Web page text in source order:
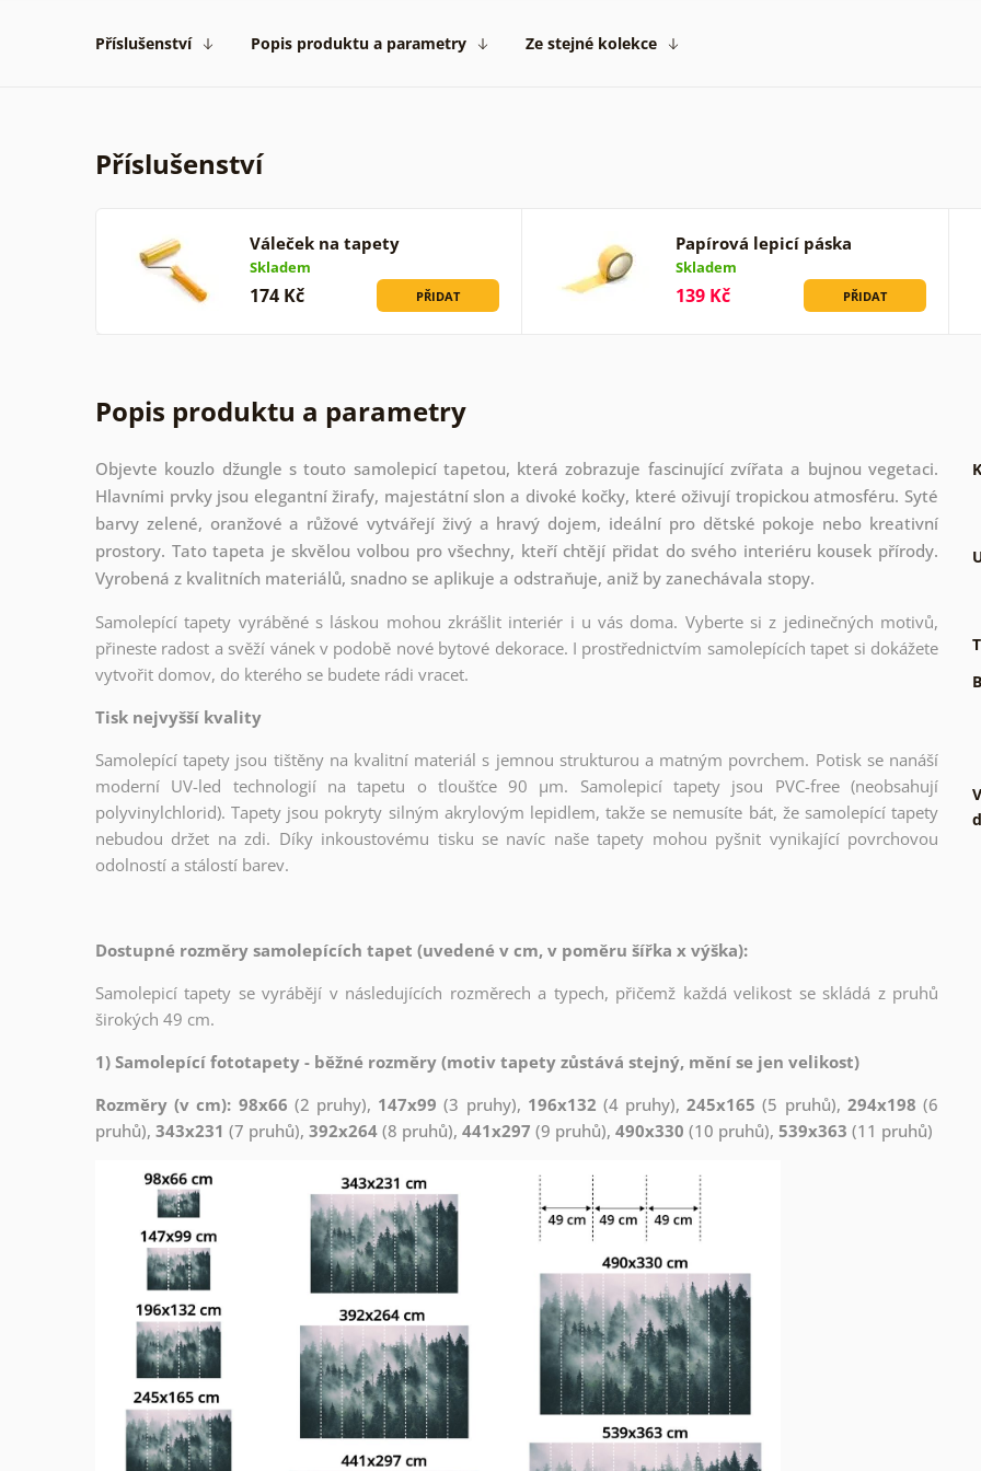
Příslušenství Popis produktu a parametry Ze stejné kolekce
Příslušenství
Váleček na tapety
Skladem
174 Kč PŘIDAT
Papírová lepicí páska
Skladem
139 Kč PŘIDAT
Popis produktu a parametry
Objevte kouzlo džungle s touto samolepicí tapetou, která zobrazuje fascinující zvířata a bujnou vegetaci.
Hlavními prvky jsou elegantní žirafy, majestátní slon a divoké kočky, které oživují tropickou atmosféru. Syté
barvy zelené, oranžové a růžové vytvářejí živý a hravý dojem, ideální pro dětské pokoje nebo kreativní
prostory. Tato tapeta je skvělou volbou pro všechny, kteří chtějí přidat do svého interiéru kousek přírody.
Vyrobená z kvalitních materiálů, snadno se aplikuje a odstraňuje, aniž by zanechávala stopy.
Samolepící tapety vyráběné s láskou mohou zkrášlit interiér i u vás doma. Vyberte si z jedinečných motivů,
přineste radost a svěží vánek v podobě nové bytové dekorace. I prostřednictvím samolepících tapet si dokážete
vytvořit domov, do kterého se budete rádi vracet.
Tisk nejvyšší kvality
Samolepící tapety jsou tištěny na kvalitní materiál s jemnou strukturou a matným povrchem. Potisk se nanáší
moderní UV-led technologií na tapetu o tloušťce 90 µm. Samolepicí tapety jsou PVC-free (neobsahují
polyvinylchlorid). Tapety jsou pokryty silným akrylovým lepidlem, takže se nemusíte bát, že samolepící tapety
nebudou držet na zdi. Díky inkoustovému tisku se navíc naše tapety mohou pyšnit vynikající povrchovou
odolností a stálostí barev.
Dostupné rozměry samolepících tapet (uvedené v cm, v poměru šířka x výška):
Samolepicí tapety se vyrábějí v následujících rozměrech a typech, přičemž každá velikost se skládá z pruhů
širokých 49 cm.
1) Samolepící fototapety - běžné rozměry (motiv tapety zůstává stejný, mění se jen velikost)
Rozměry (v cm): 98x66 (2 pruhy), 147x99 (3 pruhy), 196x132 (4 pruhy),245x165 (5 pruhů), 294x198 (6
pruhů), 343x231 (7 pruhů), 392x264 (8 pruhů), 441x297 (9 pruhů), 490x330 (10 pruhů), 539x363 (11 pruhů)